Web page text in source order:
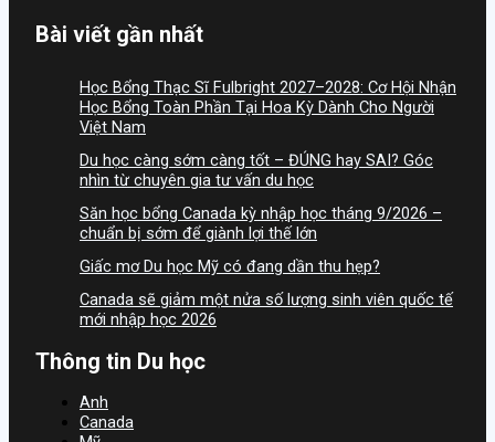
Bài viết gần nhất
Học Bổng Thạc Sĩ Fulbright 2027–2028: Cơ Hội Nhận
Học Bổng Toàn Phần Tại Hoa Kỳ Dành Cho Người
Việt Nam
Du học càng sớm càng tốt – ĐÚNG hay SAI? Góc
nhìn từ chuyên gia tư vấn du học
Săn học bổng Canada kỳ nhập học tháng 9/2026 –
chuẩn bị sớm để giành lợi thế lớn
Giấc mơ Du học Mỹ có đang dần thu hẹp?
Canada sẽ giảm một nửa số lượng sinh viên quốc tế
mới nhập học 2026
Thông tin Du học
Anh
Canada